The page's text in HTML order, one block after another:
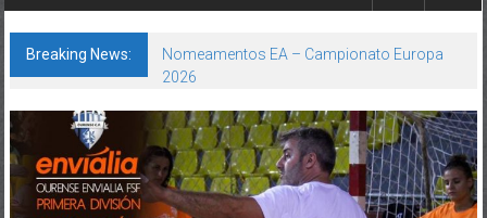
Breaking News:
Nomeamentos EA – Campionato Europa
2026